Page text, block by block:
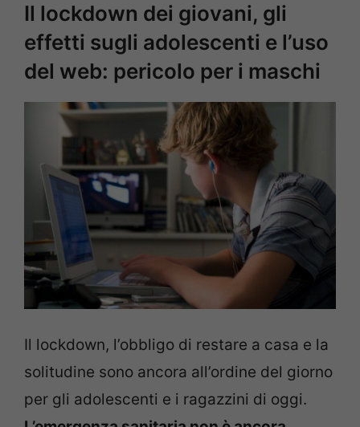
Il lockdown dei giovani, gli
effetti sugli adolescenti e l’uso
del web: pericolo per i maschi
Il lockdown, l’obbligo di restare a casa e la
solitudine sono ancora all’ordine del giorno
per gli adolescenti e i ragazzini di oggi.